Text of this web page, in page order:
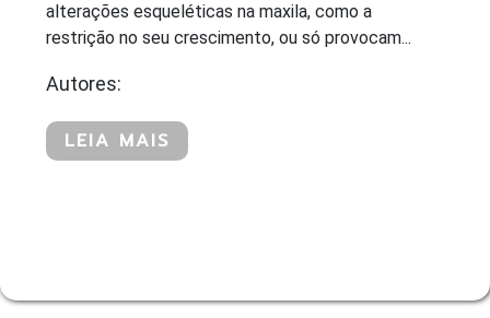
alterações esqueléticas na maxila, como a
restrição no seu crescimento, ou só provocam...
Autores:
LEIA MAIS